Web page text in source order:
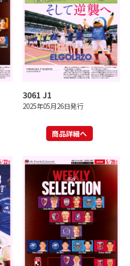
3061 J1
2025年05月26日発行
商品詳細へ